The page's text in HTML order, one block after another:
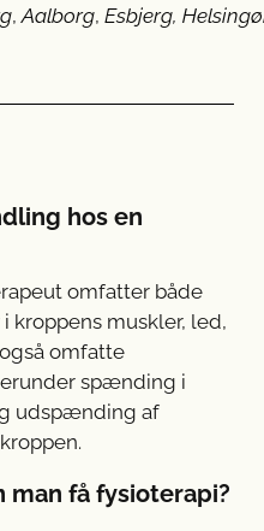
,Aalborg, Esbjerg,
hos en
omfatter både
kroppens muskler, led,
omfatte
spænding i
udspænding af
man få fysioterapi?